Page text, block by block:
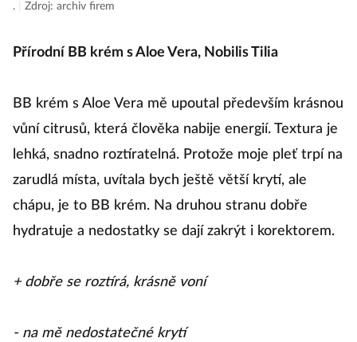
. Zdroj: archiv firem
Přírodní BB krém s Aloe Vera, Nobilis Tilia
BB krém s Aloe Vera mě upoutal především krásnou
vůní citrusů, která člověka nabije energií. Textura je
lehká, snadno roztíratelná. Protože moje pleť trpí na
zarudlá místa, uvítala bych ještě větší krytí, ale
chápu, je to BB krém. Na druhou stranu dobře
hydratuje a nedostatky se dají zakrýt i korektorem.
+ dobře se roztírá, krásně voní
- na mě nedostatečné krytí